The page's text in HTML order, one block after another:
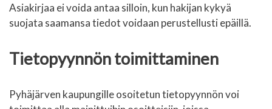
Asiakirjaa ei voida antaa silloin, kun hakijan kykyä
suojata saamansa tiedot voidaan perustellusti epäillä.
Tietopyynnön toimittaminen
Pyhäjärven kaupungille osoitetun tietopyynnön voi